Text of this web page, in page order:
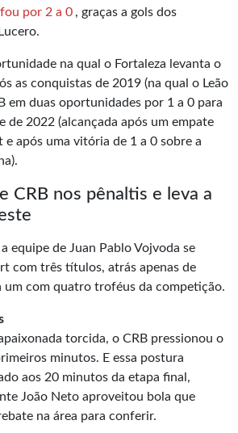
por 2 a 0 , graças a gols dos
na qual o Fortaleza levanta o
as conquistas de 2019 (na qual o Leão
em duas oportunidades por 1 a 0 para
de 2022 (alcançada após um empate
e após uma vitória de 1 a 0 sobre a
CRB nos pênaltis e leva a
equipe de Juan Pablo Vojvoda se
com três títulos, atrás apenas de
um com quatro troféus da competição.
torcida, o CRB pressionou o
minutos. E essa postura
aos 20 minutos da etapa final,
João Neto aproveitou bola que
na área para conferir.